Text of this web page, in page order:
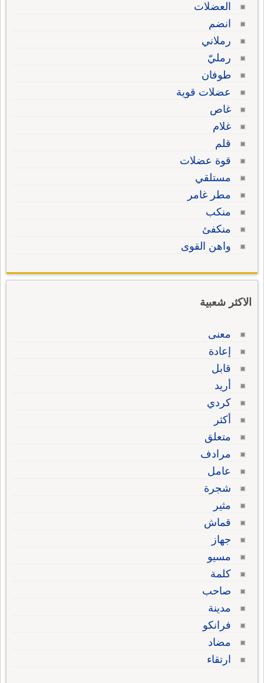
العضلات
انضم
رملاني
رمليّ
طوفان
عضلات قوية
غاص
غلام
قلم
قوة عضلات
مستلقي
مطر غامر
منكب
منكفئ
واهن القوى
الاكثر شعبية
معنى
إعادة
قابل
أريد
كردي
أكثر
متعلق
مرادف
عامل
شجرة
مثير
قماش
جهاز
مسيو
كلمة
صاحب
مدينة
فرانكو
مضاد
ارتقاء